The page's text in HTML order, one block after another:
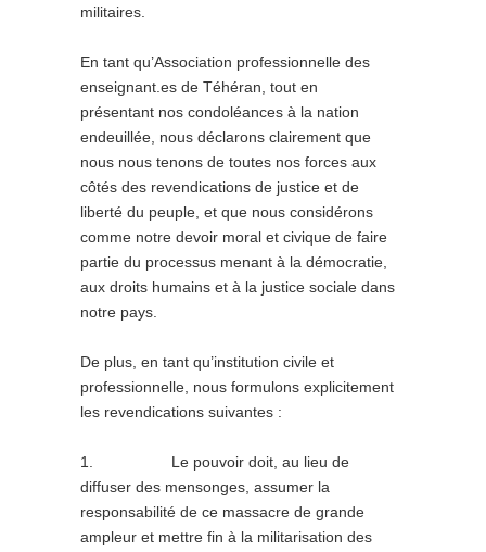
militaires.
En tant qu’Association professionnelle des
enseignant.es de Téhéran, tout en
présentant nos condoléances à la nation
endeuillée, nous déclarons clairement que
nous nous tenons de toutes nos forces aux
côtés des revendications de justice et de
liberté du peuple, et que nous considérons
comme notre devoir moral et civique de faire
partie du processus menant à la démocratie,
aux droits humains et à la justice sociale dans
notre pays.
De plus, en tant qu’institution civile et
professionnelle, nous formulons explicitement
les revendications suivantes :
1. Le pouvoir doit, au lieu de
diffuser des mensonges, assumer la
responsabilité de ce massacre de grande
ampleur et mettre fin à la militarisation des